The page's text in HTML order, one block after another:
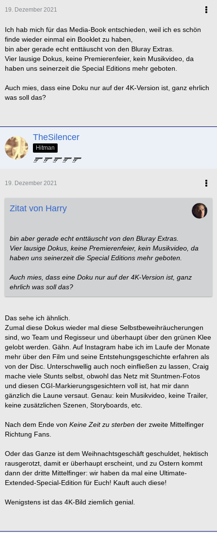
19. Dezember 2021
Ich hab mich für das Media-Book entschieden, weil ich es schön
finde wieder einmal ein Booklet zu haben,
bin aber gerade echt enttäuscht von den Bluray Extras.
Vier lausige Dokus, keine Premierenfeier, kein Musikvideo, da
haben uns seinerzeit die Special Editions mehr geboten.
Auch mies, dass eine Doku nur auf der 4K-Version ist, ganz ehrlich
was soll das?
TheSilencer
Hitman
19. Dezember 2021
Zitat von Harry
bin aber gerade echt enttäuscht von den Bluray Extras.
Vier lausige Dokus, keine Premierenfeier, kein Musikvideo, da
haben uns seinerzeit die Special Editions mehr geboten.
Auch mies, dass eine Doku nur auf der 4K-Version ist, ganz
ehrlich was soll das?
Das sehe ich ähnlich.
Zumal diese Dokus wieder mal diese Selbstbeweihräucherungen
sind, wo Team und Regisseur und überhaupt über den grünen Klee
gelobt werden. Gähn. Auf Instagram habe ich im Laufe der Monate
mehr über den Film und seine Entstehungsgeschichte erfahren als
von der Disc. Unterschwellig auch noch einfließen zu lassen, Craig
mache viele Stunts selbst, obwohl das Netz mit Stuntmen-Fotos
und diesen CGI-Markierungsgesichtern voll ist, hat mir dann
gänzlich die Laune versaut. Genau: kein Musikvideo, keine Trailer,
keine zusätzlichen Szenen, Storyboards, etc.
Nach dem Ende von Keine Zeit zu sterben der zweite Mittelfinger
Richtung Fans.
Oder das Ganze ist dem Weihnachtsgeschäft geschuldet, hektisch
rausgerotzt, damit er überhaupt erscheint, und zu Ostern kommt
dann der dritte Mittelfinger: wir haben da mal eine Ultimate-
Extended-Special-Edition für Euch! Kauft auch diese!
Wenigstens ist das 4K-Bild ziemlich genial.